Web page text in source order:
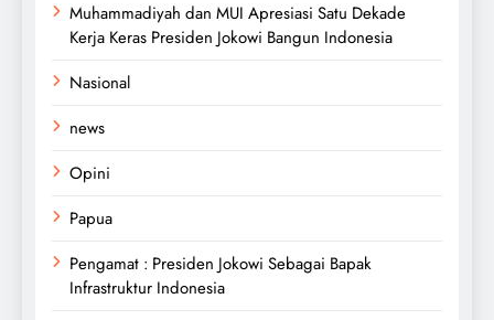
Muhammadiyah dan MUI Apresiasi Satu Dekade
Kerja Keras Presiden Jokowi Bangun Indonesia
Nasional
news
Opini
Papua
Pengamat : Presiden Jokowi Sebagai Bapak
Infrastruktur Indonesia